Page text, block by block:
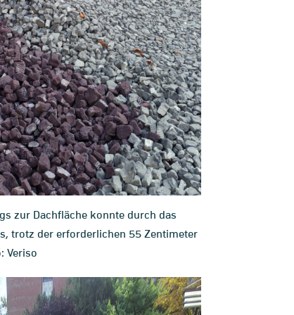
zur Dachfläche konnte durch das
trotz der erforderlichen 55 Zentimeter
Veriso